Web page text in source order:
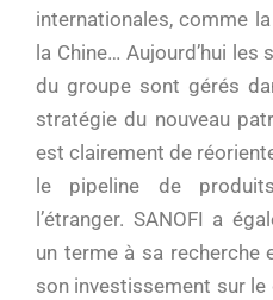
internationales, comme
la Chine… Aujourd’hui
du groupe sont gérés
stratégie du nouveau
est clairement de
le pipeline de
l’étranger. SANOFI a
un terme à sa recherche
son investissement sur